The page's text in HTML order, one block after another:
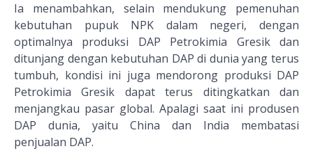
Ia menambahkan, selain mendukung pemenuhan
kebutuhan pupuk NPK dalam negeri, dengan
optimalnya produksi DAP Petrokimia Gresik dan
ditunjang dengan kebutuhan DAP di dunia yang terus
tumbuh, kondisi ini juga mendorong produksi DAP
Petrokimia Gresik dapat terus ditingkatkan dan
menjangkau pasar global. Apalagi saat ini produsen
DAP dunia, yaitu China dan India membatasi
penjualan DAP.